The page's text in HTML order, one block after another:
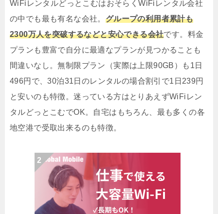
WiFiレンタルどっとこむはおそらくWiFiレンタル会社
の中でも最も有名な会社。 グループの利用者累計も
2300万人を突破するなどと安心できる会社です。料金
プランも豊富で自分に最適なプランが見つかることも
間違いなし。無制限プラン（実際は上限90GB）も1日
496円で、30泊31日のレンタルの場合割引で1日239円
と安いのも特徴。迷っている方はとりあえずWiFiレン
タルどっとこむでOK。自宅はもちろん、最も多くの各
地空港で受取出来るのも特徴。